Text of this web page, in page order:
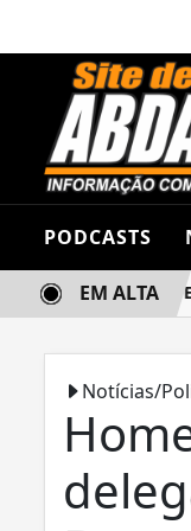
PODCASTS
TERMINA NA
EM ALTA
Notícias/